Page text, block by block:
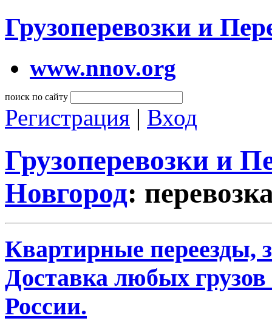
Грузоперевозки и
www.nnov.org
поиск по сайту
Регистрация | Вход
Грузоперевозки и
Новгород:
Квартирные переезды,
Доставка любых
России.